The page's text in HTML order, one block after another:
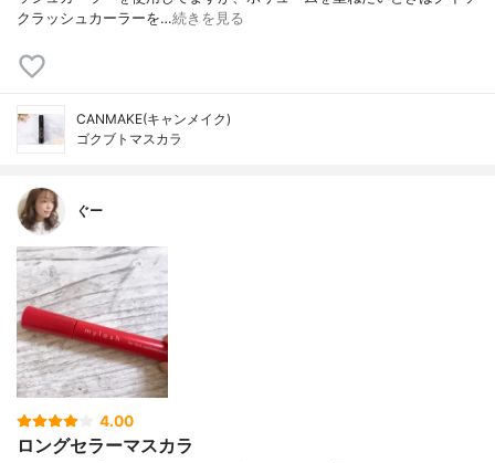
クラッシュカーラーを…続きを見る
CANMAKE(キャンメイク)
ゴクブトマスカラ
ぐー
4.00
ロングセラーマスカラ